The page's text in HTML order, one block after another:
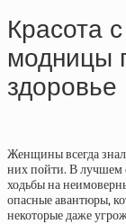
Красота
модницы
здоровье
Женщины всегда
них пойти. В лучшем
ходьбы на
опасные авантюры,
некоторые даже